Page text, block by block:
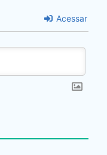
Acessar